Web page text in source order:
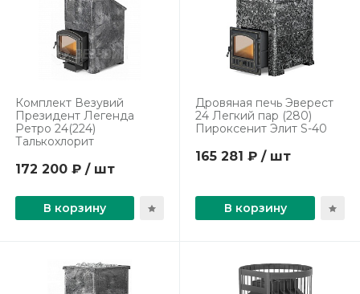
Комплект Везувий
Президент Легенда
Ретро 24(224)
Талькохлорит
172 200 ₽ / шт
В корзину
Дровяная печь Эверест
24 Легкий пар (280)
Пироксенит Элит S-40
165 281 ₽ / шт
В корзину